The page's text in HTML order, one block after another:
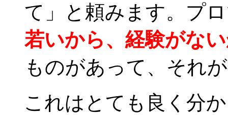
て」と頼みます。プ
若いから、経験がな
ものがあって、それ
これはとても良く分